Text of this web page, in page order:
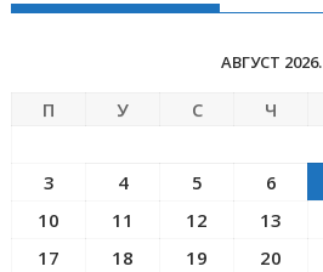
АВГУСТ 2026.
П У С Ч
3
4 5 6
10
11 12 13
17
18 19 20